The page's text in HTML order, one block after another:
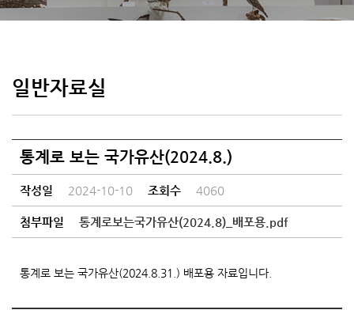
일반자료실
통계로 보는 국가유산(2024.8.)
작성일 2024-10-10 조회수 4060
첨부파일 통계로보는국가유산(2024.8)_배포용.pdf
통계로 보는 국가유산(2024.8.31.) 배포용 자료입니다.